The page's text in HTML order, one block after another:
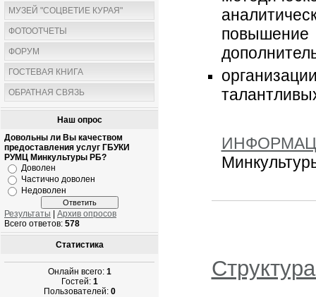
МУЗЕЙ "СОЦВЕТИЕ КУРАЯ"
ФОТООТЧЕТЫ
ФОРУМ
ГОСТЕВАЯ КНИГА
ОБРАТНАЯ СВЯЗЬ
Наш опрос
Довольны ли Вы качеством
предоставления услуг ГБУКИ
РУМЦ Минкультуры РБ?
Доволен
Частично доволен
Недоволен
Результаты
Архив опросов
Всего ответов: 578
Статистика
Онлайн всего: 1
Гостей: 1
Пользователей: 0